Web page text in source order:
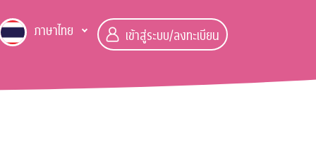
ภาษาไทย เข้าสู่ระบบ/ลงทะเบียน